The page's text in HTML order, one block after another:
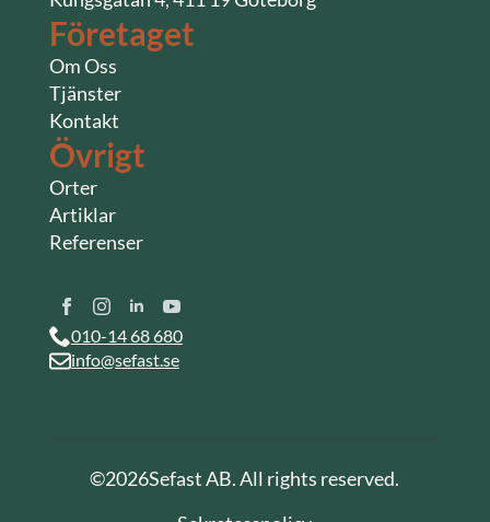
Företaget
Om Oss
Tjänster
Kontakt
Övrigt
Orter
Artiklar
Referenser
010-14 68 680
info@sefast.se
©2026Sefast AB. All rights reserved.